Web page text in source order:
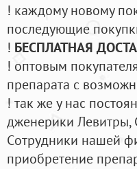
! каждому новому
последующие
! БЕСПЛАТНАЯ
! оптовым
препарата с
! так же у нас
дженерики
Cотрудники нашей
приобретение